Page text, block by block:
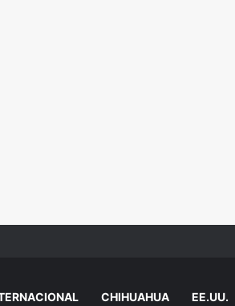
de TV Azteca
CHIHUAHUA EE.UU.